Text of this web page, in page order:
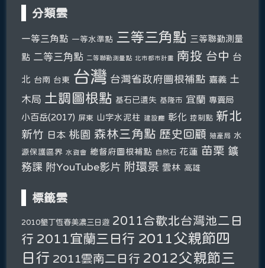
分類雲
一等三角點 一等水準點 三等三角點 三等聯勤測量
點 二等三角點 二等聯勤測量點 北市都市計畫 南投 台中 台
北 台南 台東 台灣 台灣省政府圖根補點 嘉義 土
木局 土調圖根點 基石已遺失 基隆市 宜蘭 專賣局
小百岳(2017) 屏東 山字水泥柱 建設廳 彰化 控制點 新北
新竹 日本 桃園 森林三角點 歷史回顧 殖產局
水
源保護區界 水資會 總督府圖根補點 自然石 花蓮 苗栗 鑛
務課 附YouTube影片 附環景 雲林 高雄
標籤雲
2010墾丁恆春美濃三日遊 2011合歡北台灣池二日
行 2011宜蘭三日行 2011父親節四
日行 2011雲南二日行 2012父親節三